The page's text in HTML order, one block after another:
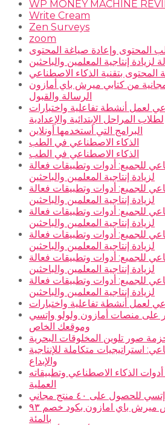
WP MONEY MACHINE
Write Cream
Zen Surveys
zoom
المحتوى وإعادة صياغة المحتوى
لزيادة إنتاجية المعلمين والباحثين
المحتوى بتقنية الذكاء الاصطناعي
من كتابي ميرش باي أمازون
الرسالة والقبول
لعمل أنشطة تفاعلية واختبارات
لطلاب المراحل الإبتدائية والإعدادية
البرامج التي أستخدمها أونلاين
الذكاء الاصطناعي في الطب
الذكاء الاصطناعي في الطب
للجميع: أدوات وتطبيقات فعالة
لزيادة إنتاجية المعلمين والباحثين
للجميع: أدوات وتطبيقات فعالة
لزيادة إنتاجية المعلمين والباحثين
للجميع: أدوات وتطبيقات فعالة
لزيادة إنتاجية المعلمين والباحثين
للجميع: أدوات وتطبيقات فعالة
لزيادة إنتاجية المعلمين والباحثين
للجميع: أدوات وتطبيقات فعالة
لزيادة إنتاجية المعلمين والباحثين
للجميع: أدوات وتطبيقات فعالة
لزيادة إنتاجية المعلمين والباحثين
لعمل أنشطة تفاعلية واختبارات
على منصات أمازون ولولو وإتسي
وموقعك الخاص
صور تلوين المخلوقات البحرية
استراتيجيات متكاملة للإنتاجية
والإبداع
الذكاء الاصطناعي وتطبيقاته
العملية
على ٤٠ منتج مجاني
رابط الحصول على كورس ميرش باي امازون بكود خصم ٩٣
بالمئة